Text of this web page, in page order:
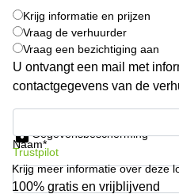
Coworking
space
Breda
Coworking
Arnhem
Coworking
space
Hilversum
Krijg informatie en prijzen
Vraag de verhuurder
Vraag een bezichtiging aan
U ontvangt een mail met
contactgegevens van de
Naam*
Gegevensbescherming
Trustpilot
Krijg meer informatie over deze
100% gratis en vrijblijvend